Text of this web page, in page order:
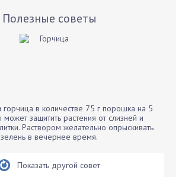
Полезные советы
в количестве 75 г порошка на 5
защитить растения от слизней и
Раствором желательно опрыскивать
зелень в вечернее время.
Показать другой совет